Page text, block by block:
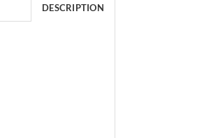
DESCRIPTION